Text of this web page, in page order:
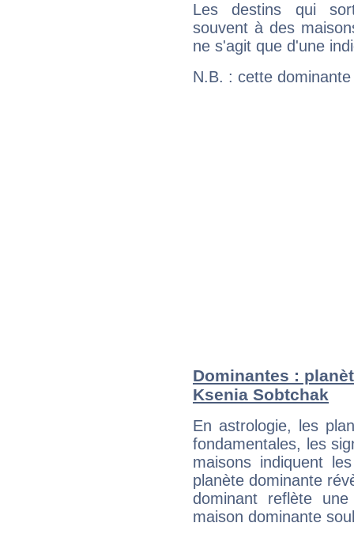
Les destins qui
souvent à des
ne s'agit que d'une
N.B. : cette
Dominantes :
Ksenia Sobtchak
En astrologie, les
fondamentales, les
maisons indiquent
planète dominante
dominant reflète
maison dominante